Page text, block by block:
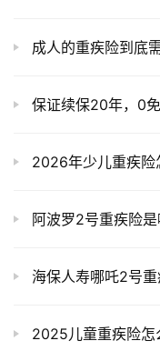
成人的重疾险到底
保证续保20年，0免赔
2026年少儿重疾险
阿波罗2号重疾险
海保人寿哪吒2号重疾
2025儿童重疾险怎么